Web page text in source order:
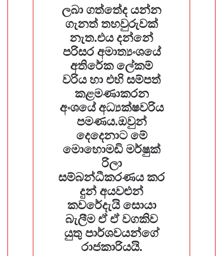
ලබා ගත්තේද යන්න
ගැනත් තහවුරුවක්
නැත.එය දන්නේ
පරිසර අමාත්‍යංශයේ
අතිරේක ලේකම්
වරිය හා එහි සම්පත්
කළමණාකරන
අංශයේ අධ්‍යක්ෂවරිය
පමණය.ඔවුන්
දෙදෙනාට මේ
මොහොමඩි මර්ෂුක්
රිලා
සම්බන්ධීකරණය කර
දුන් අයවළුන්
කවරේදැයි සොයා
බැලීම ඒ ඒ වගකිව
යුතු පාර්ශවයන්ගේ
රාජකාරියයි.